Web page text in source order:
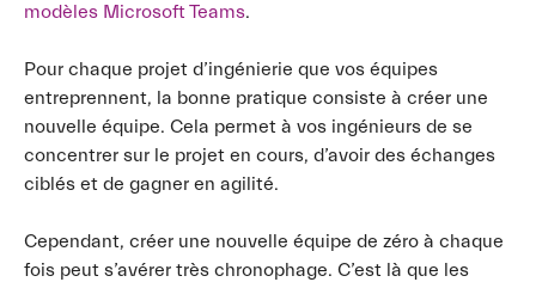
modèles Microsoft Teams.
Pour chaque projet d’ingénierie que vos équipes
entreprennent, la bonne pratique consiste à créer une
nouvelle équipe. Cela permet à vos ingénieurs de se
concentrer sur le projet en cours, d’avoir des échanges
ciblés et de gagner en agilité.
Cependant, créer une nouvelle équipe de zéro à chaque
fois peut s’avérer très chronophage. C’est là que les